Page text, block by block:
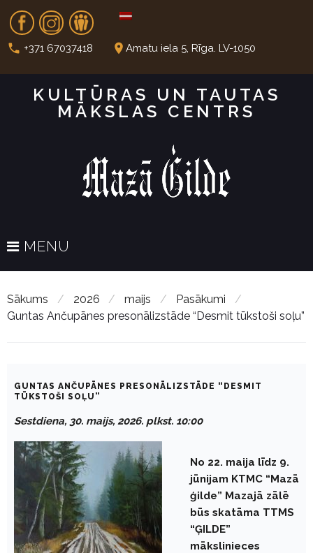
t
Fb In Dr
call +371 67037418 place Amatu iela 5, Rīga. LV-1050
KULTŪRAS UN TAUTAS
MĀKSLAS CENTRS
MENU
Sākums / 2026 / maijs / Pasākumi
/
Guntas Ančupānes presonālizstāde “Desmit tūkstoši soļu”
GUNTAS ANČUPĀNES PRESONĀLIZSTĀDE “DESMIT
TŪKSTOŠI SOĻU”
Sestdiena, 30. maijs, 2026. plkst. 10:00
No 22. maija līdz 9.
jūnijam KTMC “Mazā
ģilde” Mazajā zālē
būs skatāma TTMS
“ĢILDE”
mākslinieces